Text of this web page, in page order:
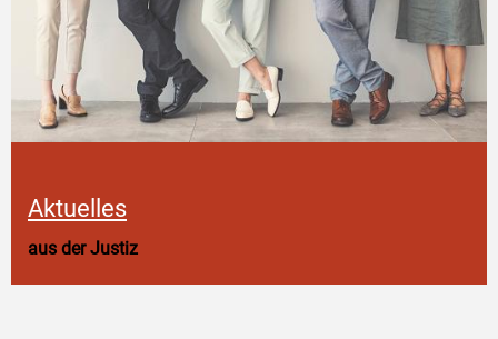
Aktuelles
aus der Justiz